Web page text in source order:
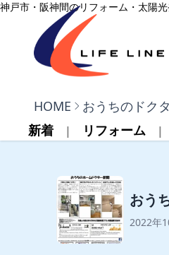
内容をスキップ
神戸市・阪神間のリフォーム・太陽
株式会社ライフライン
HOME
おうちのドク
新着
リフォーム
おう
2022年